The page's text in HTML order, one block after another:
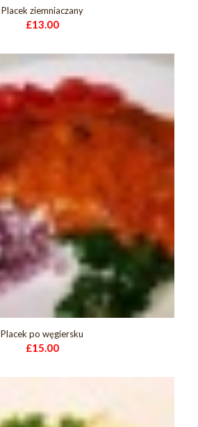
Placek ziemniaczany
£13.00
Placek po węgiersku
£15.00